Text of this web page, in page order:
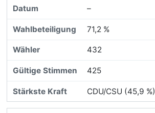
–
71,2 %
432
425
CDU/CSU (45,9 %)